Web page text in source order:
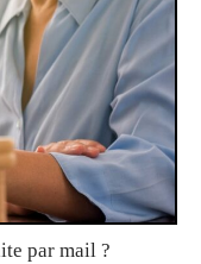
par mail ?